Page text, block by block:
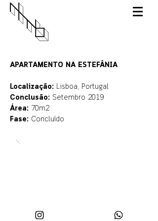
APARTAMENTO NA ESTEFÂNIA
Localização: Lisboa, Portugal
Conclusão: Setembro 2019
Área: 70m2
Fase: Concluído